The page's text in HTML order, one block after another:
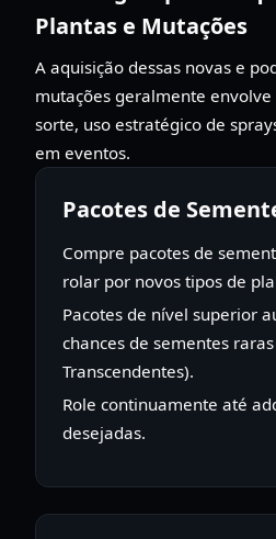
Plantas e Mutações
A aquisição dessas novas e
mutações geralmente
sorte, uso estratégico de
em eventos.
Pacotes de
Compre pacotes de
rolar por novos tipos de
Pacotes de nível superior
chances de sementes raras
Transcendentes).
Role continuamente até
desejadas.